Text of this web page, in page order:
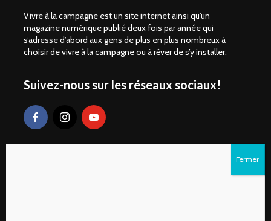
Vivre à la campagne est un site internet ainsi qu'un
magazine numérique publié deux fois par année qui
s’adresse d’abord aux gens de plus en plus nombreux à
choisir de vivre à la campagne ou à rêver de s’y installer.
Suivez-nous sur les réseaux sociaux!